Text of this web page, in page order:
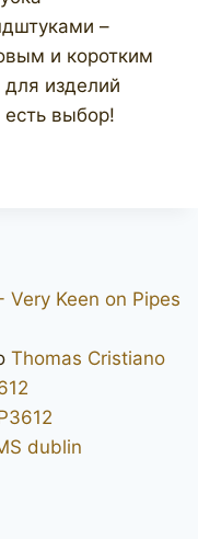
–
и коротким
изделий
есть выбор!
Very Keen on Pipes
Thomas Cristiano
dublin